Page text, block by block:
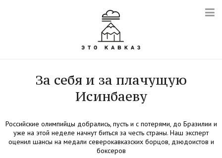
За себя и за плачущую
Исинбаеву
Российские олимпийцы добрались, пусть и с потерями, до Бразилии и
уже на этой неделе начнут биться за честь страны. Наш эксперт
оценил шансы на медали северокавказских борцов, дзюдоистов и
боксеров